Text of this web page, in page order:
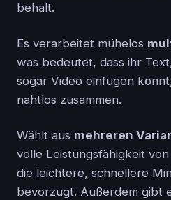
behält.
Es verarbeitet mühelos
was bedeutet, dass ihr
sogar Video einfügen
nahtlos zusammen.
Wählt aus mehreren
volle Leistungsfähigkeit
die leichtere, schnellere
bevorzugt. Außerdem gibt